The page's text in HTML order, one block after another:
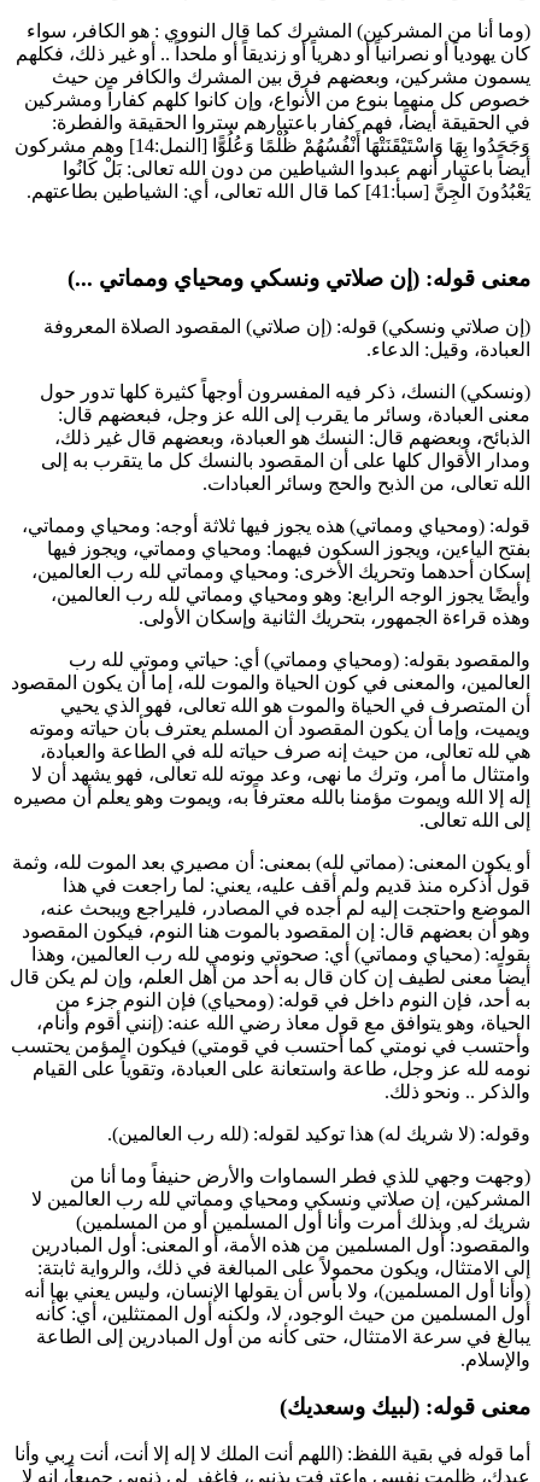
(وما أنا من المشركين) المشرك كما قال النووي : هو الكافر، سواء
كان يهودياً أو نصرانياً أو دهرياً أو زنديقاً أو ملحداً .. أو غير ذلك، فكلهم
يسمون مشركين، وبعضهم فرق بين المشرك والكافر من حيث
خصوص كل منهما بنوع من الأنواع، وإن كانوا كلهم كفاراً ومشركين
في الحقيقة أيضاً، فهم كفار باعتبارهم ستروا الحقيقة والفطرة:
وَجَحَدُوا بِهَا وَاسْتَيْقَنَتْهَا أَنْفُسُهُمْ ظُلْمًا وَعُلُوًّا
[النمل:14] وهم مشركون
أيضاً باعتبار أنهم عبدوا الشياطين من دون الله تعالى: بَلْ كَانُوا
يَعْبُدُونَ الْجِنَّ [سبأ:41] كما قال الله تعالى، أي: الشياطين بطاعتهم.
معنى قوله: (إن صلاتي ونسكي ومحياي ومماتي ...)
(إن صلاتي ونسكي) قوله: (إن صلاتي) المقصود الصلاة المعروفة
العبادة، وقيل: الدعاء.
(ونسكي) النسك، ذكر فيه المفسرون أوجهاً كثيرة كلها تدور حول
معنى العبادة، وسائر ما يقرب إلى الله عز وجل، فبعضهم قال:
الذبائح، وبعضهم قال: النسك هو العبادة، وبعضهم قال غير ذلك،
ومدار الأقوال كلها على أن المقصود بالنسك كل ما يتقرب به إلى
الله تعالى، من الذبح والحج وسائر العبادات.
قوله: (ومحياي ومماتي) هذه يجوز فيها ثلاثة أوجه: ومحياي ومماتي،
بفتح الياءين، ويجوز السكون فيهما: ومحياي ومماتي، ويجوز فيها
إسكان أحدهما وتحريك الأخرى: ومحياي ومماتي لله رب العالمين،
وأيضًا يجوز الوجه الرابع: وهو ومحياي ومماتي لله رب العالمين،
وهذه قراءة الجمهور، بتحريك الثانية وإسكان الأولى.
والمقصود بقوله: (ومحياي ومماتي) أي: حياتي وموتي لله رب
العالمين، والمعنى في كون الحياة والموت لله، إما أن يكون المقصود
أن المتصرف في الحياة والموت هو الله تعالى، فهو الذي يحيي
ويميت، وإما أن يكون المقصود أن المسلم يعترف بأن حياته وموته
هي لله تعالى، من حيث إنه صرف حياته لله في الطاعة والعبادة،
وامتثال ما أمر، وترك ما نهى، وعد موته لله تعالى، فهو يشهد أن لا
إله إلا الله ويموت مؤمنا بالله معترفاً به، ويموت وهو يعلم أن مصيره
إلى الله تعالى.
أو يكون المعنى: (مماتي لله) بمعنى: أن مصيري بعد الموت لله، وثمة
قول أذكره منذ قديم ولم أقف عليه، يعني: لما راجعت في هذا
الموضع واحتجت إليه لم أجده في المصادر، فليراجع ويبحث عنه،
وهو أن بعضهم قال: إن المقصود بالموت هنا النوم، فيكون المقصود
بقوله: (محياي ومماتي) أي: صحوتي ونومي لله رب العالمين، وهذا
أيضاً معنى لطيف إن كان قال به أحد من أهل العلم، وإن لم يكن قال
به أحد، فإن النوم داخل في قوله: (ومحياي) فإن النوم جزء من
الحياة، وهو يتوافق مع قول معاذ رضي الله عنه: (إنني أقوم وأنام،
وأحتسب في نومتي كما أحتسب في قومتي) فيكون المؤمن يحتسب
نومه لله عز وجل، طاعة واستعانة على العبادة، وتقوياً على القيام
والذكر .. ونحو ذلك.
وقوله: (لا شريك له) هذا توكيد لقوله: (لله رب العالمين).
(وجهت وجهي للذي فطر السماوات والأرض حنيفاً وما أنا من
المشركين، إن صلاتي ونسكي ومحياي ومماتي لله رب العالمين لا
شريك له, وبذلك أمرت وأنا أول المسلمين أو من المسلمين)
والمقصود: أول المسلمين من هذه الأمة، أو المعنى: أول المبادرين
إلى الامتثال، ويكون محمولاً على المبالغة في ذلك، والرواية ثابتة:
(وأنا أول المسلمين)، ولا بأس أن يقولها الإنسان، وليس يعني بها أنه
أول المسلمين من حيث الوجود، لا، ولكنه أول الممتثلين، أي: كأنه
يبالغ في سرعة الامتثال، حتى كأنه من أول المبادرين إلى الطاعة
والإسلام.
معنى قوله: (لبيك وسعديك)
أما قوله في بقية اللفظ: (اللهم أنت الملك لا إله إلا أنت، أنت ربي وأنا
عبدك، ظلمت نفسي واعترفت بذنبي، فاغفر لي ذنوبي جميعاً، إنه لا